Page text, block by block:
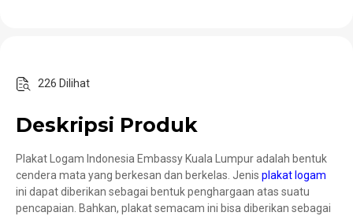
226 Dilihat
Deskripsi Produk
Plakat Logam Indonesia Embassy Kuala Lumpur adalah bentuk
cendera mata yang berkesan dan berkelas. Jenis plakat logam
ini dapat diberikan sebagai bentuk penghargaan atas suatu
pencapaian. Bahkan, plakat semacam ini bisa diberikan sebagai